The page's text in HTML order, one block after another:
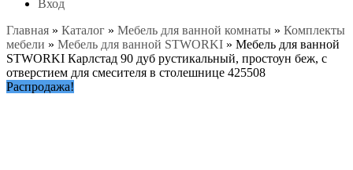
Вход
Главная » Каталог » Мебель для ванной комнаты » Комплекты
мебели » Мебель для ванной STWORKI » Мебель для ванной
STWORKI Карлстад 90 дуб рустикальный, простоун беж, с
отверстием для смесителя в столешнице 425508
Распродажа!